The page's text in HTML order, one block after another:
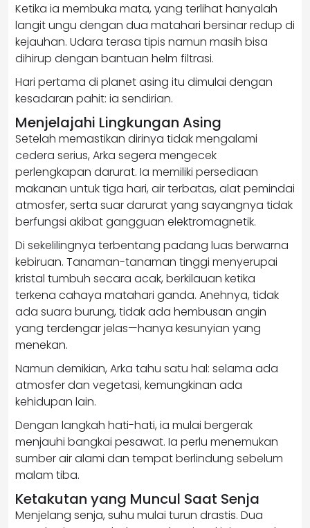
Ketika ia membuka mata, yang terlihat hanyalah
langit ungu dengan dua matahari bersinar redup di
kejauhan. Udara terasa tipis namun masih bisa
dihirup dengan bantuan helm filtrasi.
Hari pertama di planet asing itu dimulai dengan
kesadaran pahit: ia sendirian.
Menjelajahi Lingkungan Asing
Setelah memastikan dirinya tidak mengalami
cedera serius, Arka segera mengecek
perlengkapan darurat. Ia memiliki persediaan
makanan untuk tiga hari, air terbatas, alat pemindai
atmosfer, serta suar darurat yang sayangnya tidak
berfungsi akibat gangguan elektromagnetik.
Di sekelilingnya terbentang padang luas berwarna
kebiruan. Tanaman-tanaman tinggi menyerupai
kristal tumbuh secara acak, berkilauan ketika
terkena cahaya matahari ganda. Anehnya, tidak
ada suara burung, tidak ada hembusan angin
yang terdengar jelas—hanya kesunyian yang
menekan.
Namun demikian, Arka tahu satu hal: selama ada
atmosfer dan vegetasi, kemungkinan ada
kehidupan lain.
Dengan langkah hati-hati, ia mulai bergerak
menjauhi bangkai pesawat. Ia perlu menemukan
sumber air alami dan tempat berlindung sebelum
malam tiba.
Ketakutan yang Muncul Saat Senja
Menjelang senja, suhu mulai turun drastis. Dua